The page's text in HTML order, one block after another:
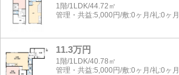
1階/1LDK/44.72㎡
管理・共益:5,000円/敷:0ヶ月/礼:0ヶ月
11.3万円
1階/1LDK/40.78㎡
管理・共益:5,000円/敷:0ヶ月/礼:0ヶ月